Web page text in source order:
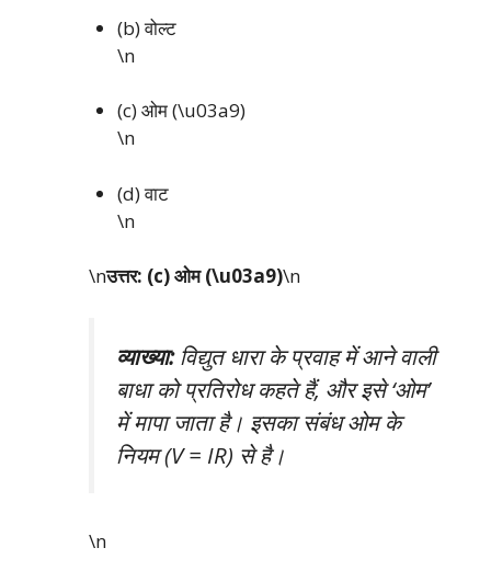
(b) वोल्ट
\n
(c) ओम (\u03a9)
\n
(d) वाट
\n
\nउत्तर: (c) ओम (\u03a9)\n
व्याख्या:विद्युत धारा के प्रवाह में आने वाली
बाधा को प्रतिरोध कहते हैं, और इसे ‘ओम’
में मापा जाता है। इसका संबंध ओम के
नियम (V = IR) से है।
\n